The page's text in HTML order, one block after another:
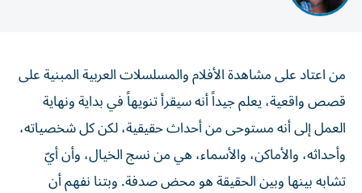
من اعتاد على مشاهدة الأفلام والمسلسلات العربية المبنية على
قصص واقعية، يعلم جيداً أنه سيقرأ تنويهاً في بداية ونهاية
العمل إلى أنه مستوحى من أحداث حقيقية، لكن كل شخصياته،
وأحداثه، والأماكن، والأسماء، هي من نسج الخيال، وأن أيّ
تشابه بينها وبين الحقيقة هو محض صدفة. وبتنا نفهم أن